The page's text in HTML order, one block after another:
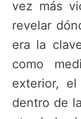
vez más
revelar
era la
como
exterior,
dentro de